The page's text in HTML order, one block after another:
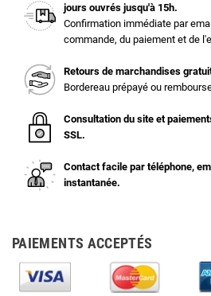
jours ouvrés jusqu'à 15h.
Confirmation immédiate par
commande, du paiement et de
Retours de marchandises
Bordereau prépayé ou
Consultation du site et
SSL.
Contact facile par téléphone,
instantanée.
PAIEMENTS ACCEPTÉS